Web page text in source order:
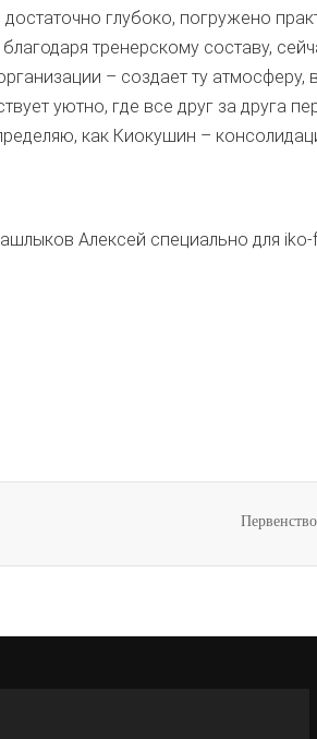
глубоко, погружено
тренерскому составу,
– создает ту
уютно, где все друг за друга
как Киокушин –
Алексей специально для iko-